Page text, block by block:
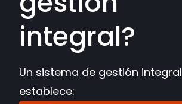
integral?
Un sistema de gestión integral
establece: